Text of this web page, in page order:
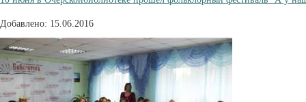
Добавлено: 15.06.2016